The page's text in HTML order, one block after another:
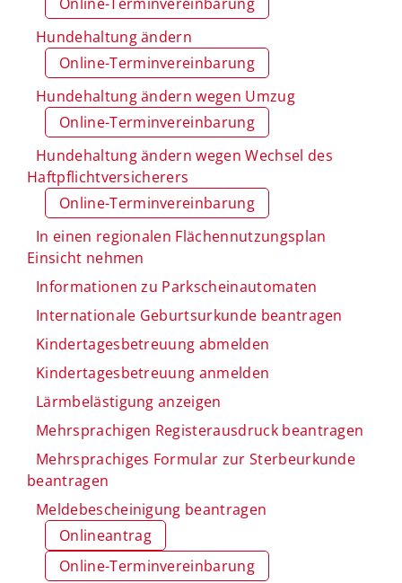
Hundehaltung ändern
Online-Terminvereinbarung
Hundehaltung ändern wegen Umzug
Online-Terminvereinbarung
Hundehaltung ändern wegen Wechsel des
Haftpflichtversicherers
Online-Terminvereinbarung
In einen regionalen Flächennutzungsplan
Einsicht nehmen
Informationen zu Parkscheinautomaten
Internationale Geburtsurkunde beantragen
Kindertagesbetreuung abmelden
Kindertagesbetreuung anmelden
Lärmbelästigung anzeigen
Mehrsprachigen Registerausdruck beantragen
Mehrsprachiges Formular zur Sterbeurkunde
beantragen
Meldebescheinigung beantragen
Onlineantrag
Online-Terminvereinbarung